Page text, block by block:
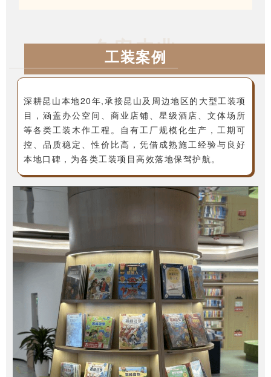
久安木业
工装案例
深耕昆山本地20年,承接昆山及周边地区的大型工装项
目，涵盖办公空间、商业店铺、星级酒店、文体场所
等各类工装木作工程。自有工厂规模化生产，工期可
控、品质稳定、性价比高，凭借成熟施工经验与良好
本地口碑，为各类工装项目高效落地保驾护航。